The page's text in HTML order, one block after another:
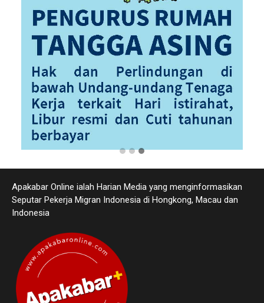
Apakabar Online ialah Harian Media yang menginformasikan
Seputar Pekerja Migran Indonesia di Hongkong, Macau dan
Indonesia